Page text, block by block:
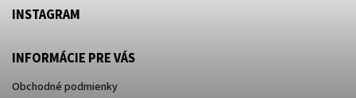
INSTAGRAM
INFORMÁCIE PRE VÁS
Obchodné podmienky